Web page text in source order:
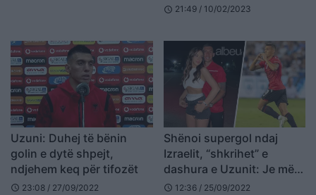
schedule 21:49 / 10/02/2023
Uzuni: Duhej të bënin
golin e dytë shpejt,
ndjehem keq për tifozët
schedule 23:08 / 27/09/2022
Shënoi supergol ndaj
Izraelit, “shkrihet” e
dashura e Uzunit: Je më i
miri, të dua!
schedule 12:36 / 25/09/2022